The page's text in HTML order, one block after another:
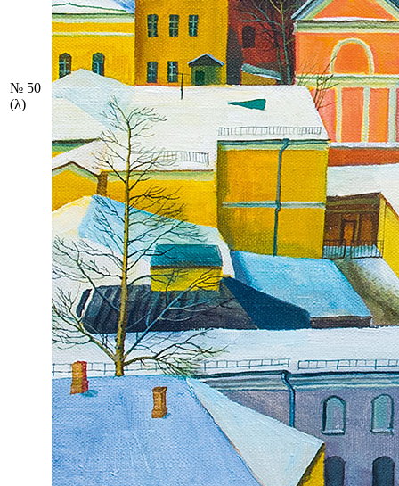
№ 50
(λ)